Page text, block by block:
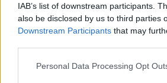
IAB’s list of downstream participants.
also be disclosed by us to third parties
Downstream Participants that may
Personal Data Processing Opt